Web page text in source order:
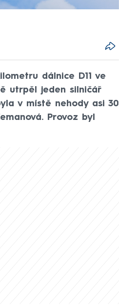
dálnice D11 ve
utrpěl jeden silničář
v místě nehody asi 30
Provoz byl